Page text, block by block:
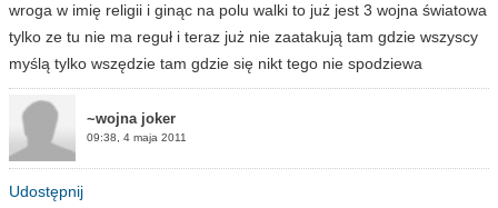
wroga w imię religii i ginąc na polu walki to już jest 3 wojna światowa
tylko ze tu nie ma reguł i teraz już nie zaatakują tam gdzie wszyscy
myślą tylko wszędzie tam gdzie się nikt tego nie spodziewa
~wojna joker
09:38, 4 maja 2011
Udostępnij